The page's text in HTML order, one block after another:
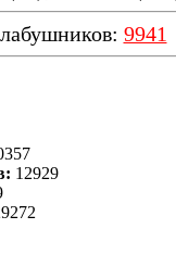
9941
12929